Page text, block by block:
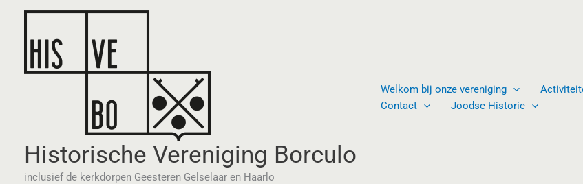
Historische Vereniging Borculo
inclusief de kerkdorpen Geesteren Gelselaar en Haarlo
Welkom bij onze vereniging
Contact
Joodse Historie